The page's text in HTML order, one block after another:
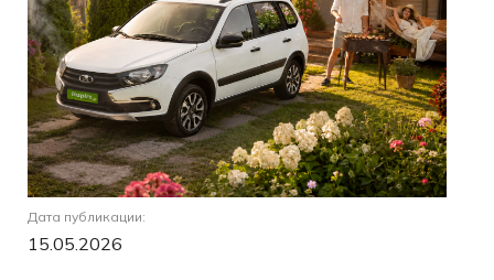
Дата публикации:
15.05.2026